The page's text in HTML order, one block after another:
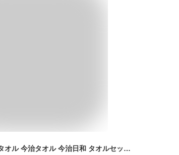
全品ポイントUP中！タオル 今治タオル 今治日和 タオルセット（フェイスタオル2P）/ 快気祝い 長寿祝い 還暦祝い 還暦 お祝い 写真入り メッセージカード無料 名入れ 贈答品 日用品 タオルギフト gws お歳暮 七五三